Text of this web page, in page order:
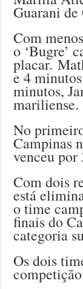
Guarani de
Com
o ‘Bugre’
placar.
e 4
minutos,
mariliense.
No
Campinas
venceu por
Com dois
está
o time
finais do
categoria
Os dois